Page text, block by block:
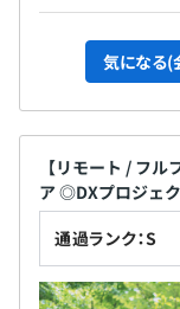
気になる(
【リモート / フ
ア ◎DXプロジェ
通過ランク：S